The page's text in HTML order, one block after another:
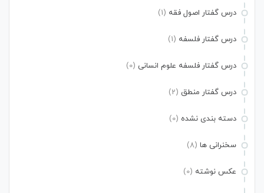
درس گفتار اصول فقه (1)
درس گفتار فلسفه (1)
درس گفتار فلسفه علوم انسانی (0)
درس گفتار منطق (2)
دسته بندی نشده (0)
سخنرانی ها (8)
عکس نوشته (0)